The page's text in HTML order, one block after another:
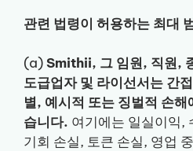
관련 법령이 허용하는 최대
(a)Smithii, 그 임원, 직원,
도급업자 및 라이선서는 간
별, 예시적 또는 징벌적 손
습니다. 여기에는 일실이익,
기회 손실, 토큰 손실, 영업